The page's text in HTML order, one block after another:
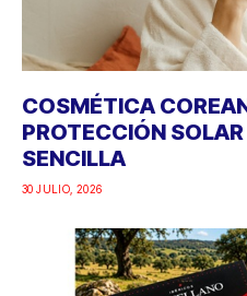
COSMÉTICA
PROTECCIÓN
SENCILLA
30 JULIO, 2026